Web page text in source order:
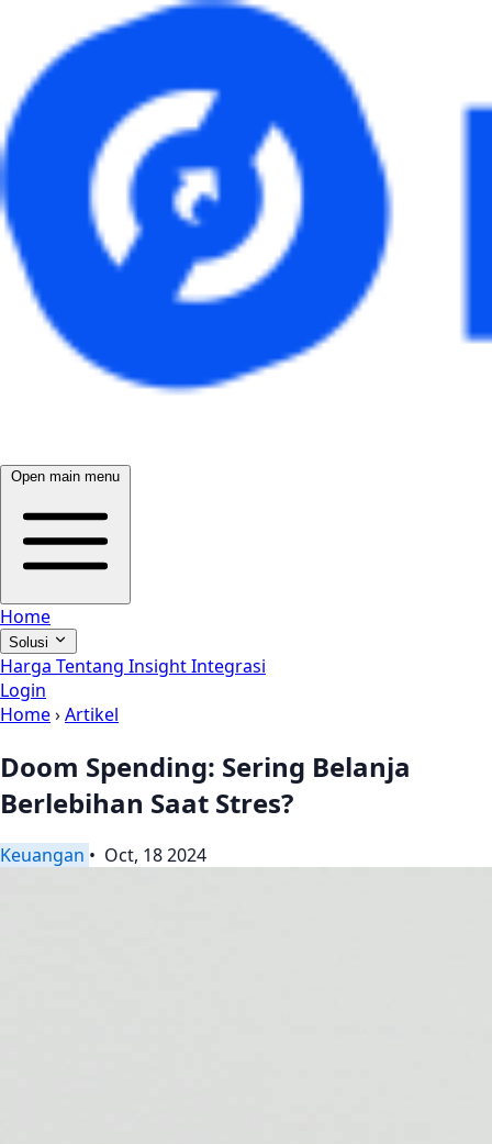
Open main menu
Home
Solusi
Harga Tentang InsightIntegrasi
Login
Home›Artikel
Doom Spending: Sering Belanja
Berlebihan Saat Stres?
Keuangan • Oct, 18 2024